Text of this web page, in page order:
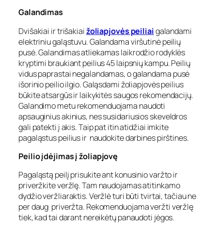
Galandimas
Dvišakiai ir trišakiaižoliapjovės peiliaigalandami
elektriniu galąstuvu. Galandama viršutinė peilių
pusė. Galandimas atliekamas laikrodžio rodyklės
kryptimi braukiant peilius 45 laipsnių kampu. Peilių
vidus paprastai negalandamas, o galandama pusė
išorinio peilio ilgio. Galąsdami žoliapjovės peilius
būkite atsargūs ir laikykitės saugos rekomendacijų.
Galandimo metu rekomenduojama naudoti
apsauginius akinius, nes susidariusios skeveldros
gali patekti į akis. Taip pat itin atidžiai imkite
pagaląstus peilius ir naudokite darbines pirštines.
Peilio įdėjimas į žoliapjovę
Pagaląstą peilį prisukite ant konusinio varžto ir
priveržkite veržlę. Tam naudojamas atitinkamo
dydžio veržliaraktis. Veržlė turi būti tvirtai, tačiau ne
per daug priveržta. Rekomenduojama veržti veržlę
tiek, kad tai darant nereikėtų panaudoti jėgos.